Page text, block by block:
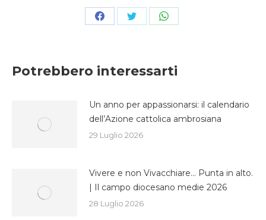
CondividiCondividiCondividi
Potrebbero interessarti
Un anno per appassionarsi: il calendario
dell’Azione cattolica ambrosiana
29 Luglio 2026
Vivere e non Vivacchiare… Punta in alto.
| Il campo diocesano medie 2026
28 Luglio 2026